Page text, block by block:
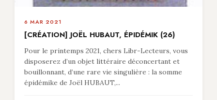
6 MAR 2021
[CRÉATION] JOËL HUBAUT, ÉPIDÉMIK (26)
Pour le printemps 2021, chers Libr-Lecteurs, vous
disposerez d’un objet littéraire déconcertant et
bouillonnant, d’une rare vie singulière : la somme
épidémike de Joël HUBAUT,...